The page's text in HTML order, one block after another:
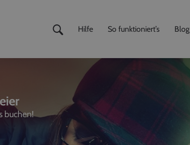
Hilfe So funktioniert’s Blog
buchen!